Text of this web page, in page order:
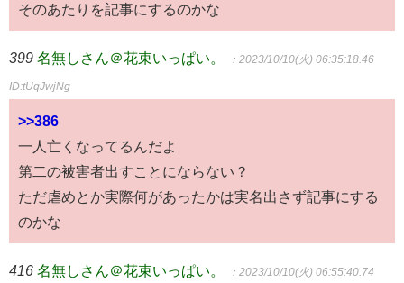
そのあたりを記事にするのかな
399 名無しさん＠花束いっぱい。 ：2023/10/10(火) 06:35:18.46
ID:tUqJwjNg
>>386
一人亡くなってるんだよ
第二の被害者出すことにならない？
ただ虐めとか実際何があったかは実名出さず記事にする
のかな
416 名無しさん＠花束いっぱい。 ：2023/10/10(火) 06:55:40.74